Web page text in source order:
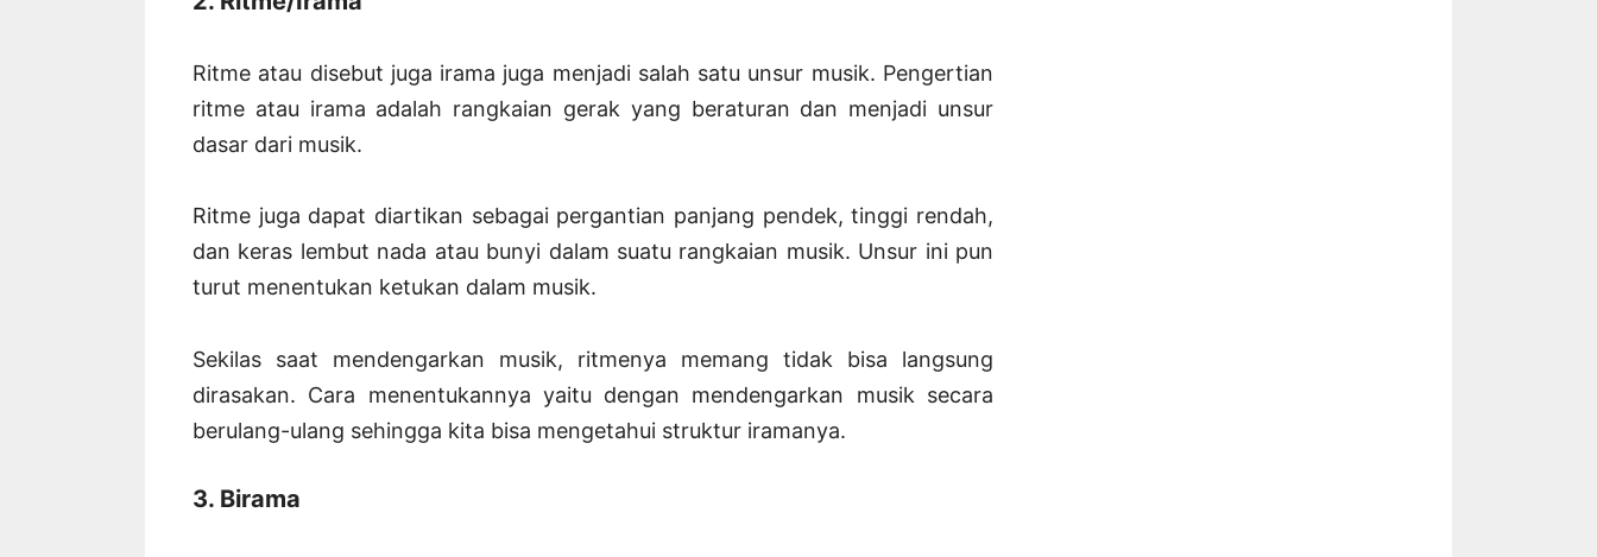
Ritme atau disebut juga irama juga menjadi salah satu unsur musik. Pengertian
ritme atau irama adalah rangkaian gerak yang beraturan dan menjadi unsur
dasar dari musik.
Ritme juga dapat diartikan sebagai pergantian panjang pendek, tinggi rendah,
dan keras lembut nada atau bunyi dalam suatu rangkaian musik. Unsur ini pun
turut menentukan ketukan dalam musik.
Sekilas saat mendengarkan musik, ritmenya memang tidak bisa langsung
dirasakan. Cara menentukannya yaitu dengan mendengarkan musik secara
berulang-ulang sehingga kita bisa mengetahui struktur iramanya.
3. Birama